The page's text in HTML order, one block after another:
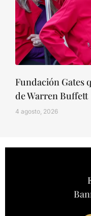
Fundación Gates
de Warren Buffett
4 agosto, 2026